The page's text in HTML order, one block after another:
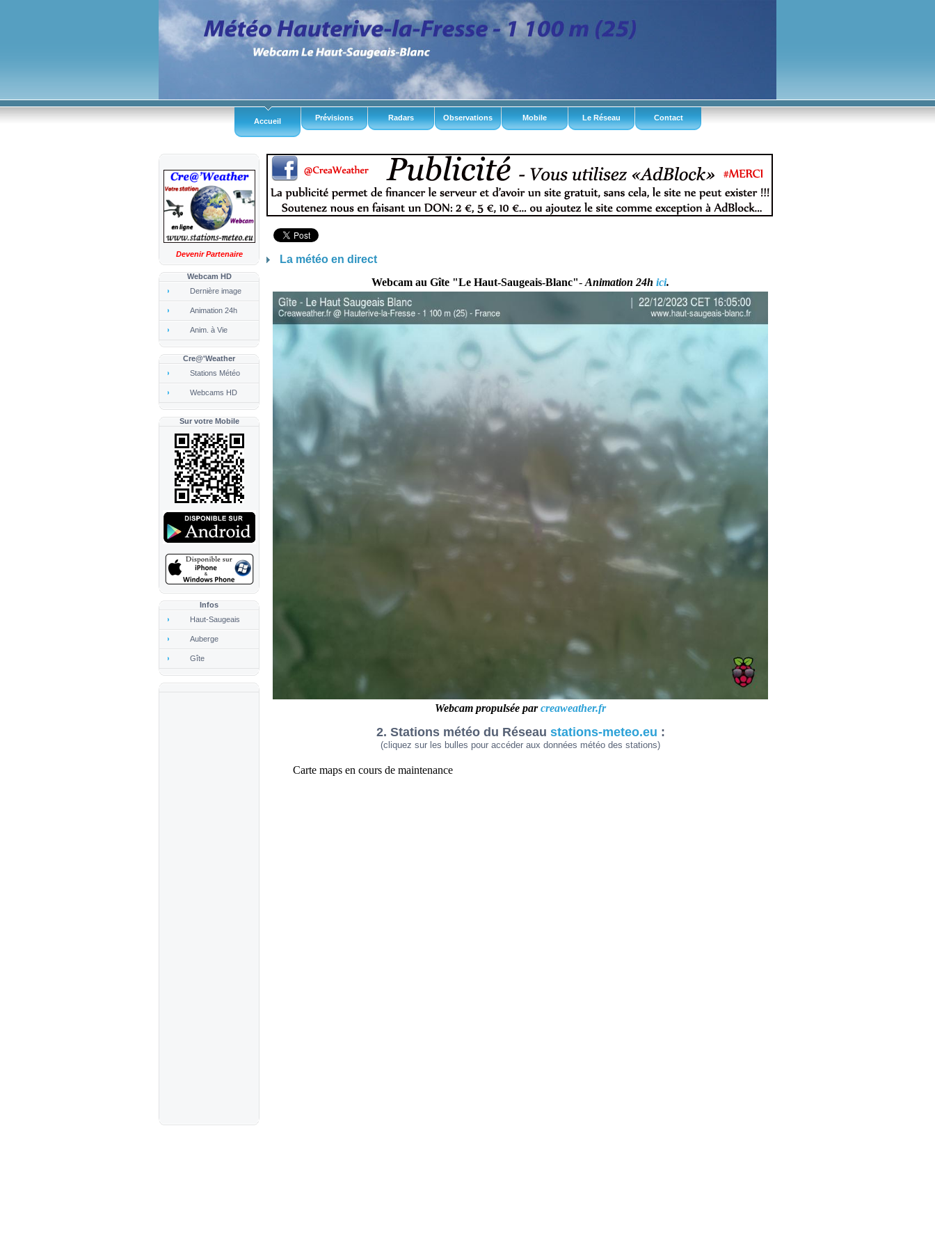
Accueil Prévisions Radars Observations Mobile Le Réseau Contact
Devenir Partenaire
Webcam HD
Dernière image
Animation 24h
Anim. à Vie
Cre@'Weather
Stations Météo
Webcams HD
Sur votre Mobile
Infos
Haut-Saugeais
Auberge
Gîte
La météo en direct
Webcam au Gîte "Le Haut-Saugeais-Blanc"- Animation 24h ici.
Webcam propulsée parcreaweather.fr
2. Stations météo du Réseau stations-meteo.eu :
(cliquez sur les bulles pour accéder aux données météo des stations)